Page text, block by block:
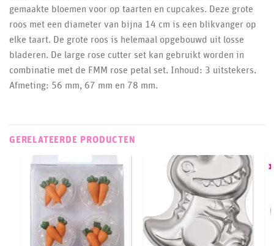
gemaakte bloemen voor op taarten en cupcakes. Deze grote
roos met een diameter van bijna 14 cm is een blikvanger op
elke taart. De grote roos is helemaal opgebouwd uit losse
bladeren. De large rose cutter set kan gebruikt worden in
combinatie met de FMM rose petal set. Inhoud: 3 uitstekers.
Afmeting: 56 mm, 67 mm en 78 mm.
GERELATEERDE PRODUCTEN